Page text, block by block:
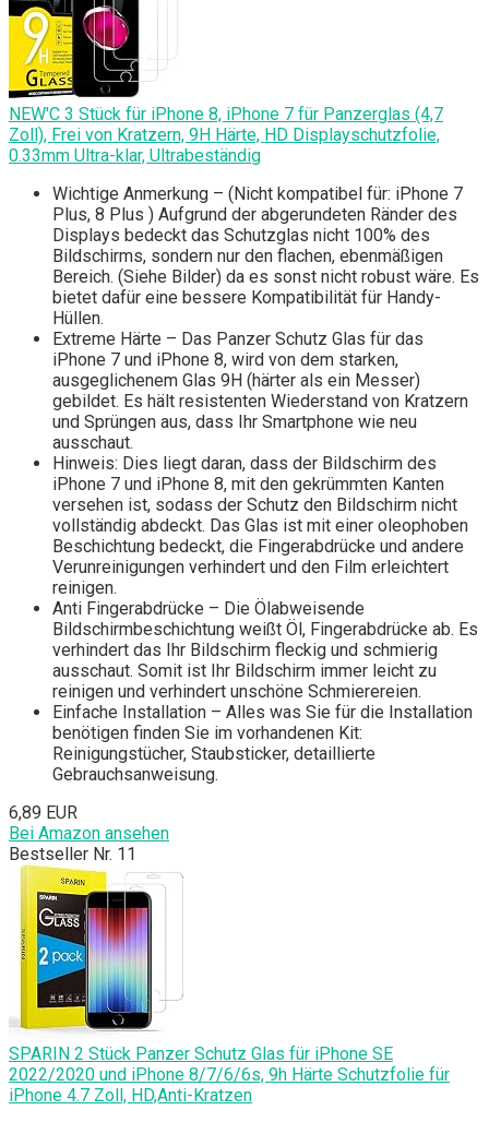
NEW'C 3 Stück für iPhone 8, iPhone 7 für Panzerglas (4,7
Zoll), Frei von Kratzern, 9H Härte, HD Displayschutzfolie,
0.33mm Ultra-klar, Ultrabeständig
Wichtige Anmerkung – (Nicht kompatibel für: iPhone 7
Plus, 8 Plus ) Aufgrund der abgerundeten Ränder des
Displays bedeckt das Schutzglas nicht 100% des
Bildschirms, sondern nur den flachen, ebenmäßigen
Bereich. (Siehe Bilder) da es sonst nicht robust wäre. Es
bietet dafür eine bessere Kompatibilität für Handy-
Hüllen.
Extreme Härte – Das Panzer Schutz Glas für das
iPhone 7 und iPhone 8, wird von dem starken,
ausgeglichenem Glas 9H (härter als ein Messer)
gebildet. Es hält resistenten Wiederstand von Kratzern
und Sprüngen aus, dass Ihr Smartphone wie neu
ausschaut.
Hinweis: Dies liegt daran, dass der Bildschirm des
iPhone 7 und iPhone 8, mit den gekrümmten Kanten
versehen ist, sodass der Schutz den Bildschirm nicht
vollständig abdeckt. Das Glas ist mit einer oleophoben
Beschichtung bedeckt, die Fingerabdrücke und andere
Verunreinigungen verhindert und den Film erleichtert
reinigen.
Anti Fingerabdrücke – Die Ölabweisende
Bildschirmbeschichtung weißt Öl, Fingerabdrücke ab. Es
verhindert das Ihr Bildschirm fleckig und schmierig
ausschaut. Somit ist Ihr Bildschirm immer leicht zu
reinigen und verhindert unschöne Schmierereien.
Einfache Installation – Alles was Sie für die Installation
benötigen finden Sie im vorhandenen Kit:
Reinigungstücher, Staubsticker, detaillierte
Gebrauchsanweisung.
6,89 EUR
Bei Amazon ansehen
Bestseller Nr. 11
SPARIN 2 Stück Panzer Schutz Glas für iPhone SE
2022/2020 und iPhone 8/7/6/6s, 9h Härte Schutzfolie für
iPhone 4.7 Zoll, HD,Anti-Kratzen